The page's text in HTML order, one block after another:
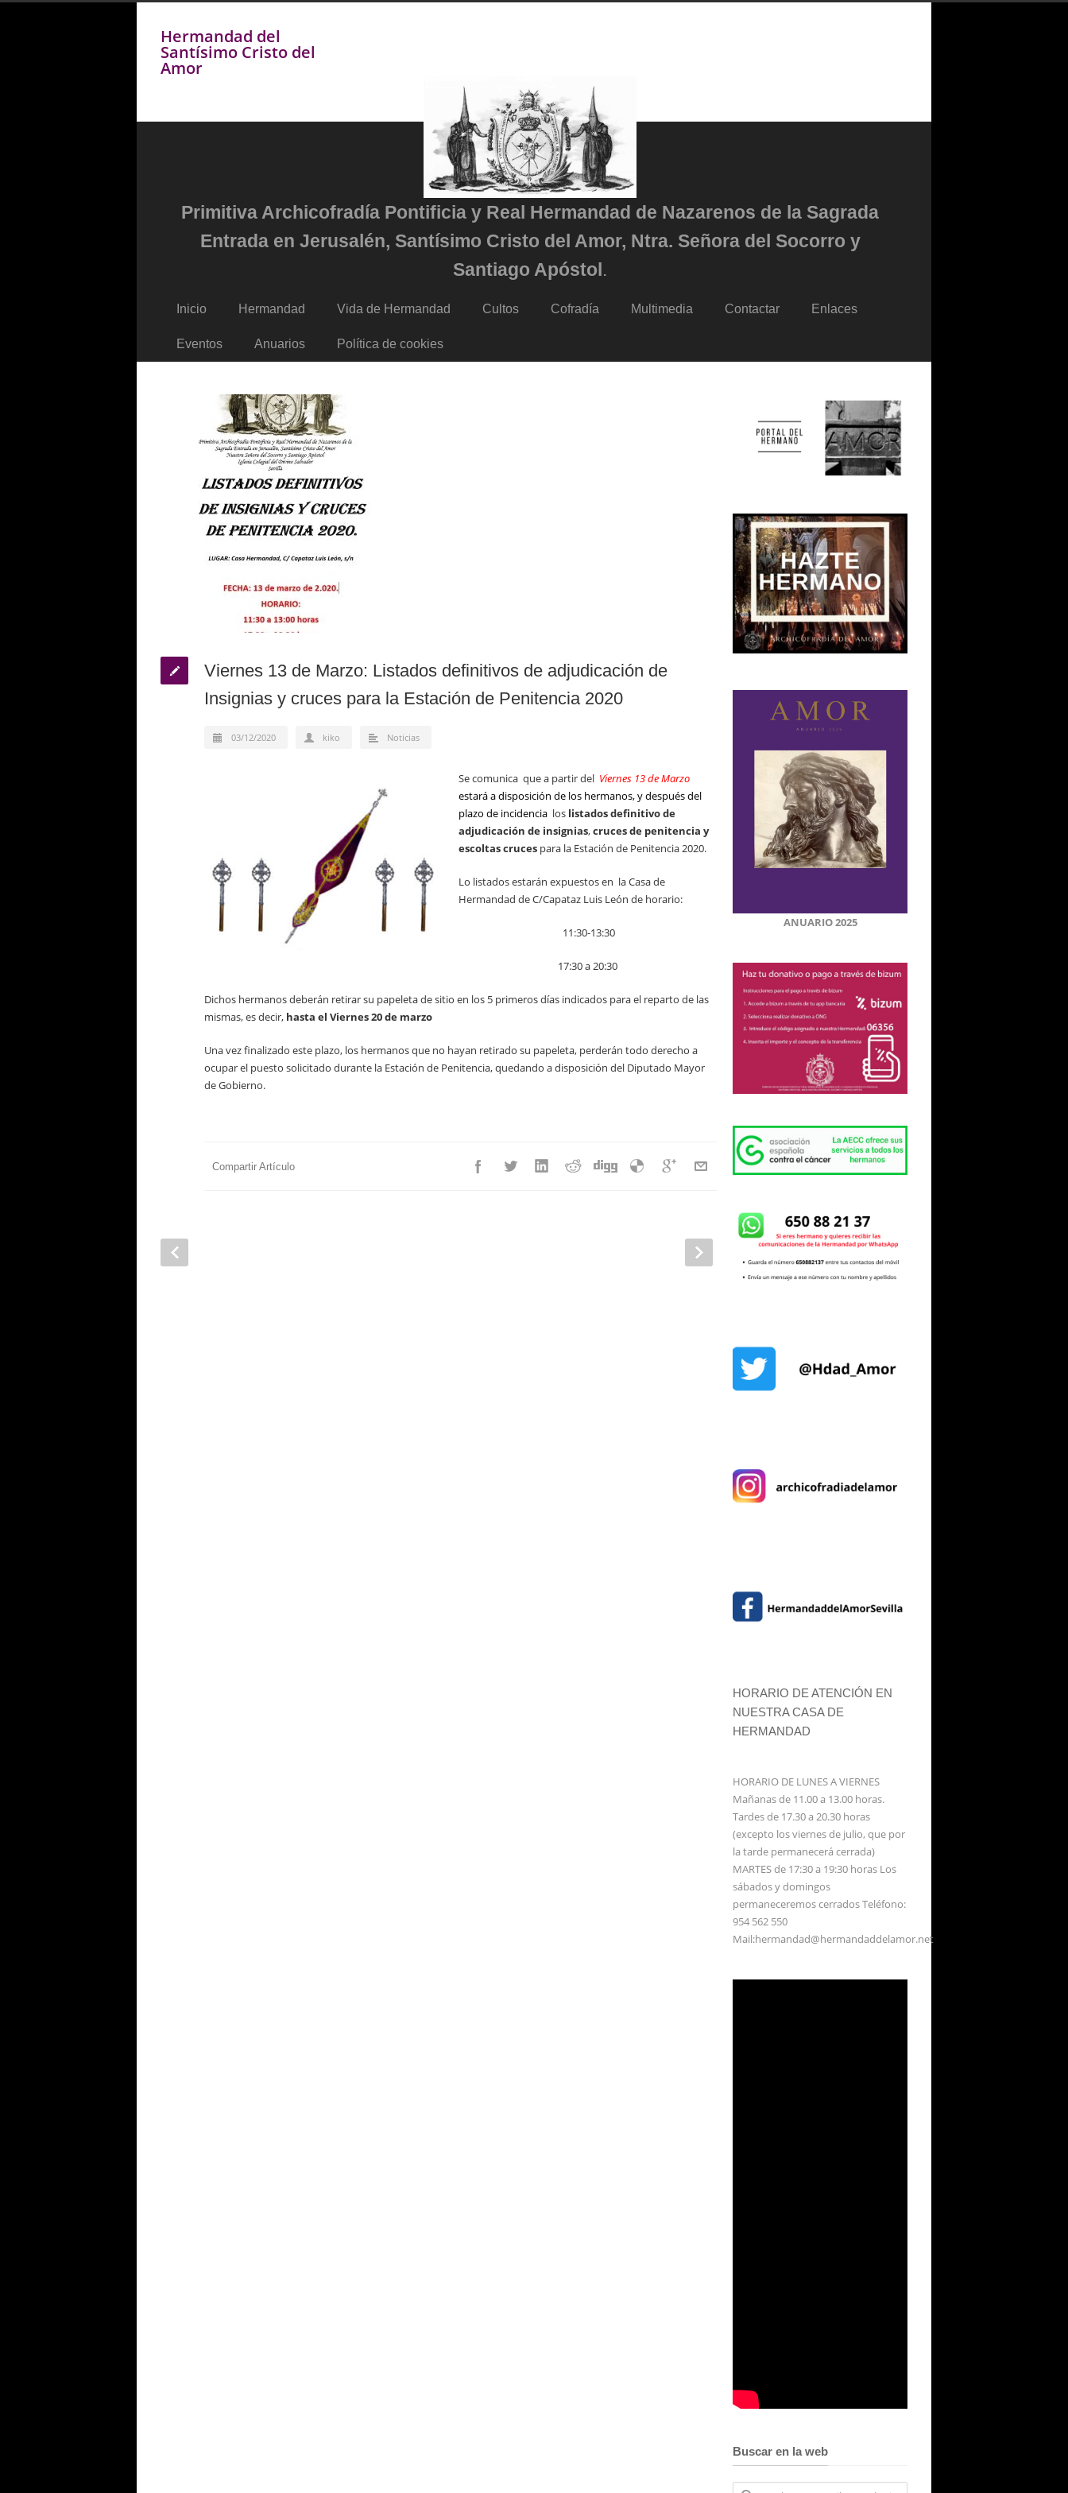
Hermandad del
Santísimo Cristo del
Amor
Primitiva Archicofradía Pontificia y Real Hermandad de Nazarenos de la Sagrada
Entrada en Jerusalén, Santísimo Cristo del Amor, Ntra. Señora del Socorro y
Santiago Apóstol.
Inicio Hermandad Vida de Hermandad Cultos Cofradía Multimedia Contactar Enlaces
Eventos Anuarios Política de cookies
Viernes 13 de Marzo: Listados definitivos de adjudicación de
Insignias y cruces para la Estación de Penitencia 2020
03/12/2020 kiko Noticias
Se comunica que a partir del Viernes 13 de Marzo
estará a disposición de los hermanos, y después del
plazo de incidencia los listados definitivo de
adjudicación de insignias,cruces de penitencia y
escoltas cruces para la Estación de Penitencia 2020.
Lo listados estarán expuestos en la Casa de
Hermandad de C/Capataz Luis León de horario:
11:30-13:30
17:30 a 20:30
Dichos hermanos deberán retirar su papeleta de sitio en los 5 primeros días indicados para el reparto de las
mismas, es decir, hasta el Viernes 20 de marzo
Una vez finalizado este plazo, los hermanos que no hayan retirado su papeleta, perderán todo derecho a
ocupar el puesto solicitado durante la Estación de Penitencia, quedando a disposición del Diputado Mayor
de Gobierno.
Compartir Artículo
ANUARIO 2025
HORARIO DE ATENCIÓN EN
NUESTRA CASA DE
HERMANDAD
HORARIO DE LUNES A VIERNES
Mañanas de 11.00 a 13.00 horas.
Tardes de 17.30 a 20.30 horas
(excepto los viernes de julio, que por
la tarde permanecerá cerrada)
MARTES de 17:30 a 19:30 horas Los
sábados y domingos
permaneceremos cerrados Teléfono:
954 562 550
Mail:hermandad@hermandaddelamor.net
Buscar en la web